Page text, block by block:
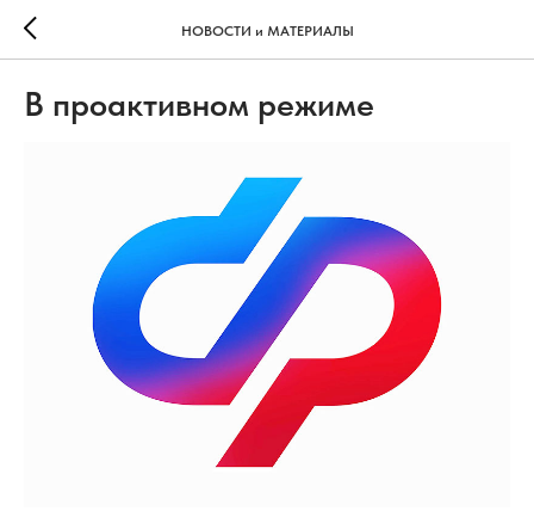
НОВОСТИ и МАТЕРИАЛЫ
В проактивном режиме